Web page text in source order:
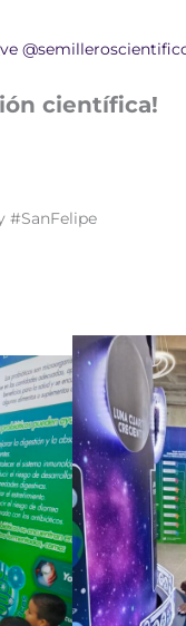
científica!
#SanFelipe